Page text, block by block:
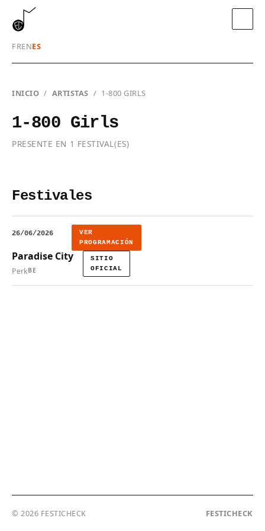
FRENES
INICIO / ARTISTAS / 1-800 GIRLS
1-800 Girls
PRESENTE EN 1 FESTIVAL(ES)
Festivales
26/06/2026
Paradise City
PerkBE
VER
PROGRAMACIÓN
SITIO
OFICIAL
© 2026 FESTICHECK FESTICHECK